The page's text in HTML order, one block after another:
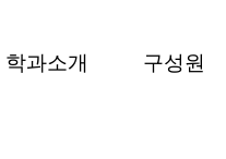
학과소개 구성원